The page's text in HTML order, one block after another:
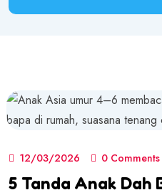
12/03/2026 0 Comments
5 Tanda Anak Dah